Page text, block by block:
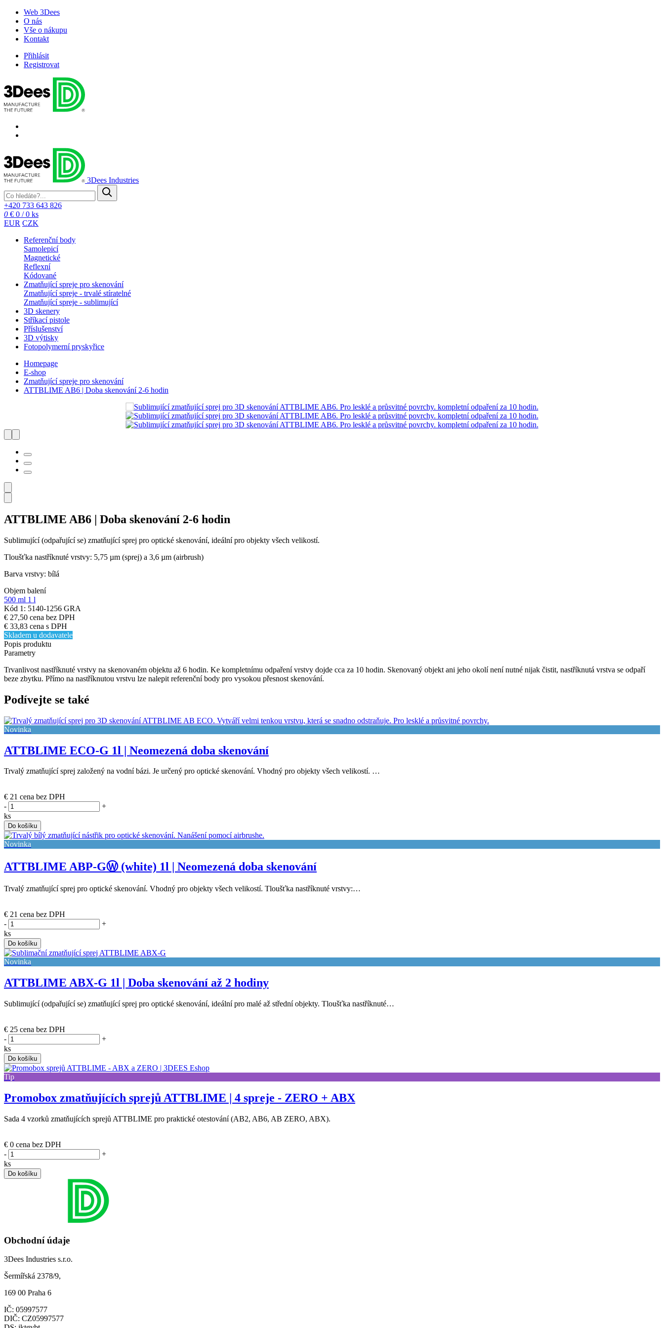
Web 3Dees
O nás
Vše o nákupu
Kontakt
Přihlásit
Registrovat
3Dees Industries
+420 733 643 826
0 € 0 /0 ks
EUR CZK
Referenční body
Samolepicí
Magnetické
Reflexní
Kódované
Zmatňující spreje pro skenování
Zmatňující spreje - trvalé stíratelné
Zmatňující spreje - sublimující
3D skenery
Stříkací pistole
Příslušenství
3D výtisky
Fotopolymerní pryskyřice
Homepage
E-shop
Zmatňující spreje pro skenování
ATTBLIME AB6 | Doba skenování 2-6 hodin
ATTBLIME AB6 | Doba skenování 2-6 hodin
Sublimující (odpařující se) zmatňující sprej pro optické skenování, ideální pro objekty všech velikostí.
Tloušťka nastříknuté vrstvy: 5,75 µm (sprej) a 3,6 µm (airbrush)
Barva vrstvy: bílá
Objem balení
500 ml 1 l
Kód 1: 5140-1256 GRA
€ 27,50 cena bez DPH
€ 33,83 cena s DPH
Skladem u dodavatele
Popis produktu
Parametry
Trvanlivost nastříknuté vrstvy na skenovaném objektu až 6 hodin. Ke kompletnímu odpaření vrstvy dojde cca za 10 hodin. Skenovaný objekt ani jeho okolí není nutné nijak čistit, nastříknutá vrstva se odpaří
beze zbytku. Přímo na nastříknutou vrstvu lze nalepit referenční body pro vysokou přesnost skenování.
Podívejte se také
Novinka
ATTBLIME ECO-G 1l | Neomezená doba skenování
Trvalý zmatňující sprej založený na vodní bázi. Je určený pro optické skenování. Vhodný pro objekty všech velikostí. …
€ 21 cena bez DPH
-
+
ks
Do košíku
Novinka
ATTBLIME ABP-GⓌ (white) 1l | Neomezená doba skenování
Trvalý zmatňující sprej pro optické skenování. Vhodný pro objekty všech velikostí. Tloušťka nastříknuté vrstvy:…
€ 21 cena bez DPH
-
+
ks
Do košíku
Novinka
ATTBLIME ABX-G 1l | Doba skenování až 2 hodiny
Sublimující (odpařující se) zmatňující sprej pro optické skenování, ideální pro malé až střední objekty. Tloušťka nastříknuté…
€ 25 cena bez DPH
-
+
ks
Do košíku
Tip
Promobox zmatňujících sprejů ATTBLIME | 4 spreje - ZERO + ABX
Sada 4 vzorků zmatňujících sprejů ATTBLIME pro praktické otestování (AB2, AB6, AB ZERO, ABX).
€ 0 cena bez DPH
-
+
ks
Do košíku
Obchodní údaje
3Dees Industries s.r.o.
Šermířská 2378/9,
169 00 Praha 6
IČ: 05997577
DIČ: CZ05997577